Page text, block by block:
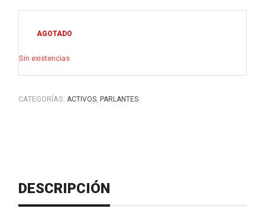
AGOTADO
Sin existencias
CATEGORÍAS: ACTIVOS, PARLANTES
DESCRIPCIÓN